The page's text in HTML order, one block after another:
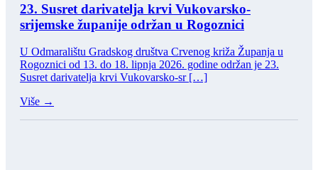
23. Susret darivatelja krvi Vukovarsko-
srijemske županije održan u Rogoznici
U Odmaralištu Gradskog društva Crvenog križa Županja u
Rogoznici od 13. do 18. lipnja 2026. godine održan je 23.
Susret darivatelja krvi Vukovarsko-sr […]
Više →